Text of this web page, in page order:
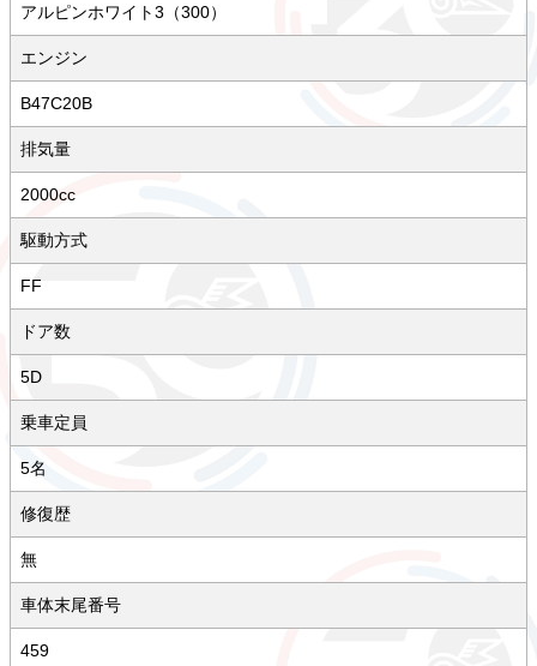
アルピンホワイト3（300）
エンジン
B47C20B
排気量
2000cc
駆動方式
FF
ドア数
5D
乗車定員
5名
修復歴
無
車体末尾番号
459